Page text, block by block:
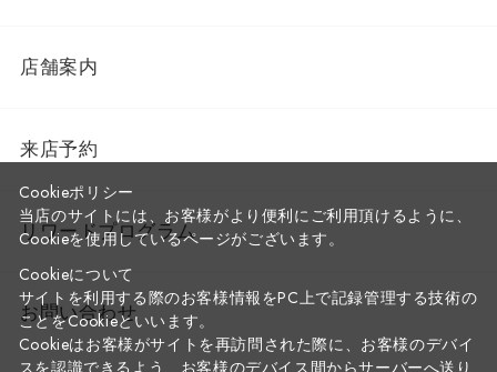
店舗案内
来店予約
リワードプログラム
お問い合わせ
Cookieポリシー
当店のサイトには、お客様がより便利にご利用頂けるように、
Cookieを使用しているページがございます。
Cookieについて
サイトを利用する際のお客様情報をPC上で記録管理する技術の
ことをCookieといいます。
Cookieはお客様がサイトを再訪問された際に、お客様のデバイ